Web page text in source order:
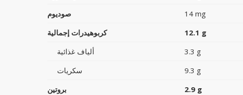
صوديوم
14 mg
كربوهيدرات إجمالية
12.1 g
ألياف غذائية
3.3 g
سكريات
9.3 g
بروتين
2.9 g